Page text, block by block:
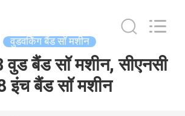
वुडवर्किंग बैंड सॉ मशीन
बैंड सॉ मशीन, सीएनसी
इंच बैंड सॉ मशीन